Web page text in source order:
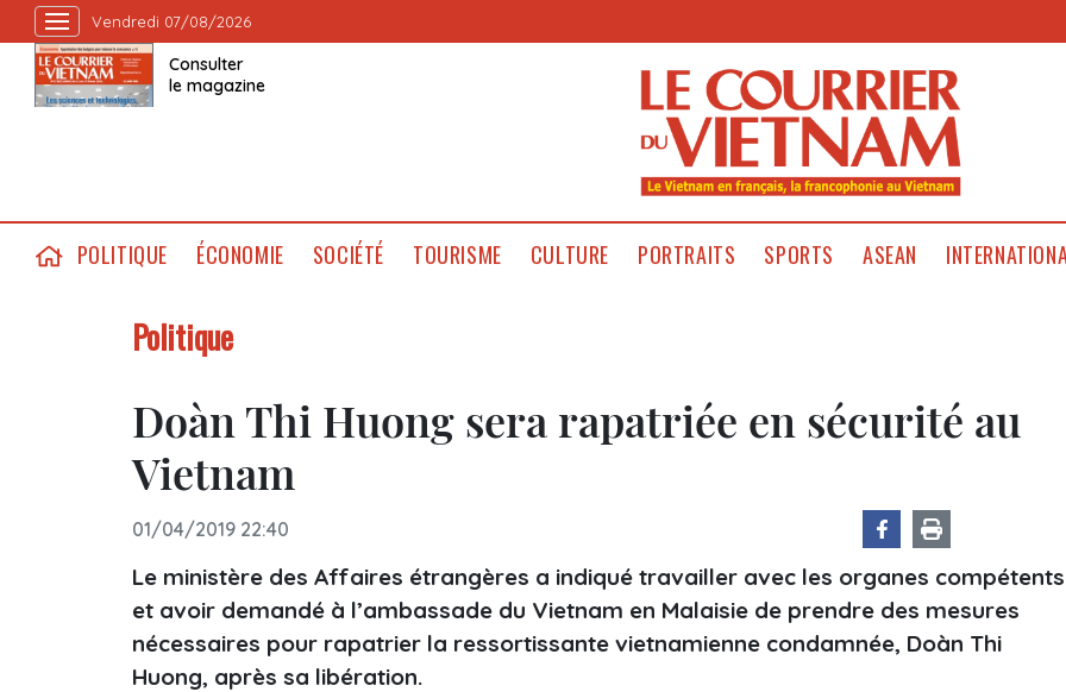
Vendredi 07/08/2026
Consulter
le magazine
POLITIQUE ÉCONOMIE SOCIÉTÉ TOURISME CULTURE PORTRAITS SPORTS ASEAN
Politique
Doàn Thi Huong sera rapatriée en sécurité au
Vietnam
01/04/2019 22:40
Le ministère des Affaires étrangères a indiqué travailler avec les organes compétents
et avoir demandé à l’ambassade du Vietnam en Malaisie de prendre des mesures
nécessaires pour rapatrier la ressortissante vietnamienne condamnée, Doàn Thi
Huong, après sa libération.